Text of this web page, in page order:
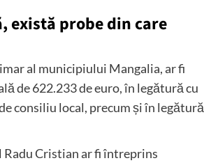
există probe din care
al municipiului Mangalia, ar fi
de 622.233 de euro, în legătură cu
consiliu local, precum și în legătură
Cristian ar fi întreprins